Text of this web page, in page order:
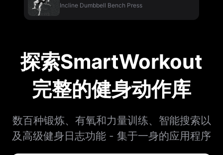
Incline Dumbbell Bench Press
探索SmartWorkout
完整的健身动作库
数百种锻炼、有氧和力量训练、智能搜索以
及高级健身日志功能 - 集于一身的应用程序